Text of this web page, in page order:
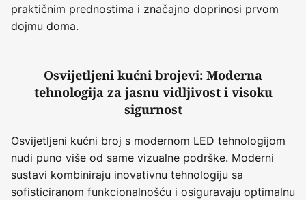
praktičnim prednostima i značajno doprinosi prvom
dojmu doma.
Osvijetljeni kućni brojevi: Moderna
tehnologija za jasnu vidljivost i visoku
sigurnost
Osvijetljeni kućni broj s modernom LED tehnologijom
nudi puno više od same vizualne podrške. Moderni
sustavi kombiniraju inovativnu tehnologiju sa
sofisticiranom funkcionalnošću i osiguravaju optimalnu